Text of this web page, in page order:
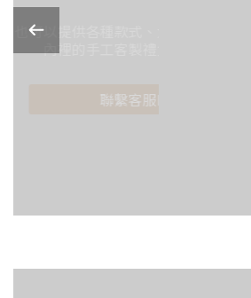
以提供各種款式、大小、外部顏色、
內裡的手工客製禮盒，更顯珍貴
聯繫客服Line